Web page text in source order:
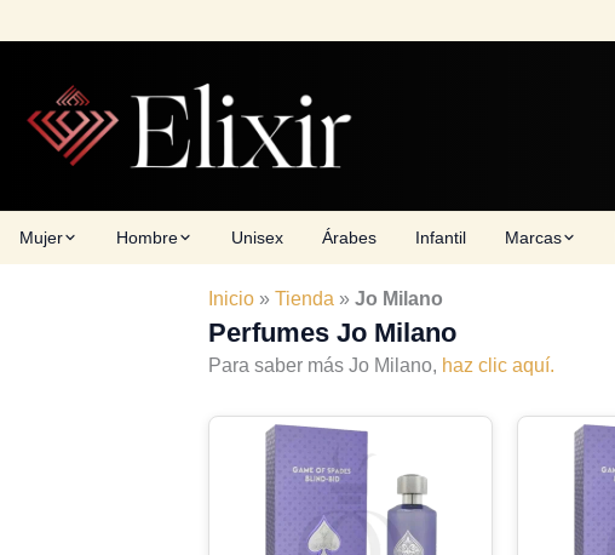
to
Mujer Hombre Unisex Árabes Infantil Marcas
Inicio » Tienda » Jo Milano
Perfumes Jo Milano
Para saber más Jo Milano, haz clic aquí.